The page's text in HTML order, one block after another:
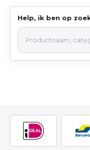
Help, ik ben op